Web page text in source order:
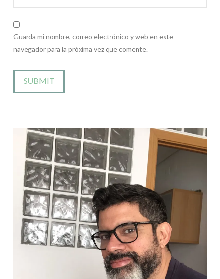
Guarda mi nombre, correo electrónico y web en este
navegador para la próxima vez que comente.